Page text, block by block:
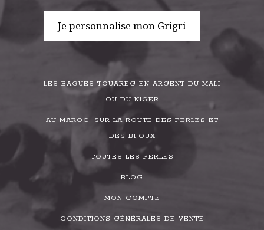
Je personnalise mon Grigri
LES BAGUES TOUAREG EN ARGENT DU MALI
OU DU NIGER
AU MAROC, SUR LA ROUTE DES PERLES ET
DES BIJOUX
TOUTES LES PERLES
BLOG
MON COMPTE
CONDITIONS GÉNÉRALES DE VENTE